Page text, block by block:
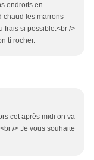
endroits en
chaud les marrons
frais si possible.<br />
ti rocher.
cet après midi on va
/> Je vous souhaite